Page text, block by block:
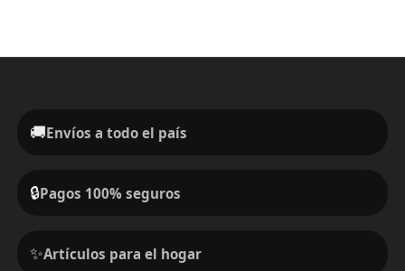
🚚Envíos a todo el país
🔒Pagos 100% seguros
✨Artículos para el hogar